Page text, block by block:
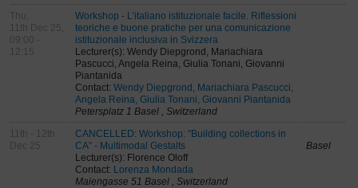
Thu,
11th Dec 25,
09:00 -
12:15
Workshop - L’italiano istituzionale facile. Riflessioni
teoriche e buone pratiche per una comunicazione
istituzionale inclusiva in Svizzera
Lecturer(s): Wendy Diepgrond, Mariachiara
Pascucci, Angela Reina, Giulia Tonani, Giovanni
Piantanida
Contact: Wendy Diepgrond, Mariachiara Pascucci,
Angela Reina, Giulia Tonani, Giovanni Piantanida
Petersplatz 1 Basel , Switzerland
11th - 12th
Dec 25
CANCELLED: Workshop: "Building collections in
CA” - Multimodal Gestalts
Lecturer(s): Florence Oloff
Contact: Lorenza Mondada
Maiengasse 51 Basel , Switzerland
Basel